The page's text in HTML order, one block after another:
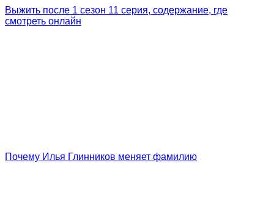
Выжить после 1 сезон 11 серия, содержание, где
смотреть онлайн
Почему Илья Глинников меняет фамилию